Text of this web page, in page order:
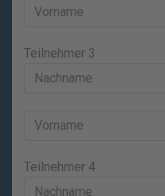
Teilnehmer 3
Teilnehmer 4